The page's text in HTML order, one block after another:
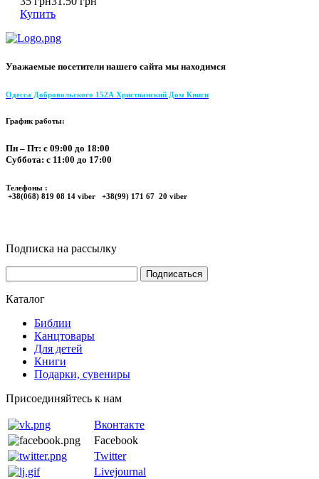
Купить
Уважаемые посетители нашего сайта мы находимся
Одесса Добровольского 152А Христианский Дом Книги
График работы:
Пн – Пт: с 09:00 до 18:00
Суббота: с 11:00 до 17:00
Телефоны :
+38(068) 819 08 14 viber +38(99) 171 67 20 viber
Подписка на рассылку
Каталог
Библии
Канцтовары
Для детей
Книги
Подарки, сувениры
Присоединяйтесь к нам
Вконтакте
Facebook
Twitter
Livejournal